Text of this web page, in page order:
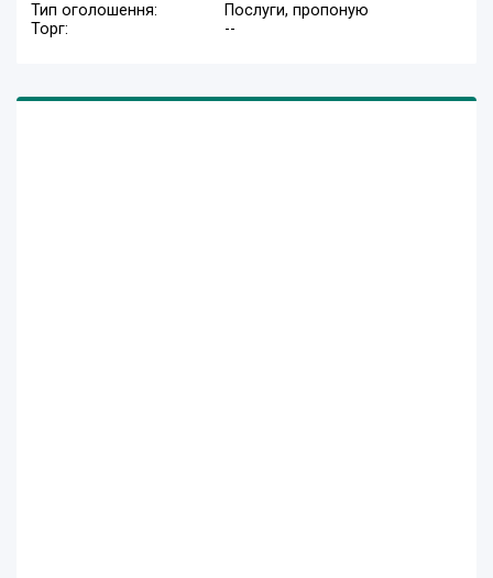
Тип оголошення:
Послуги, пропоную
Торг:
--